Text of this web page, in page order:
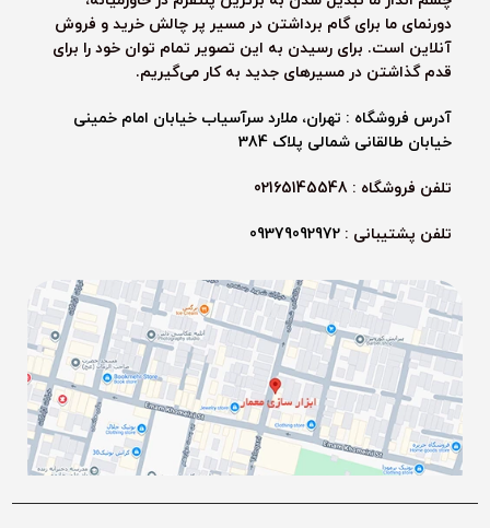
دورنمای ما برای گام برداشتن در مسیر پر چالش خرید و فروش
آنلاین است. برای رسیدن به این تصویر تمام توان خود را برای
قدم گذاشتن در مسیرهای جدید به کار می‌گیریم.
آدرس فروشگاه : تهران، ملارد سرآسیاب خیابان امام خمینی
خیابان طالقانی شمالی پلاک 384
تلفن فروشگاه : 02165145548
تلفن پشتیبانی : 09379092972